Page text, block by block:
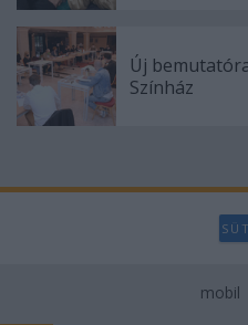
Új
Színház
mobil